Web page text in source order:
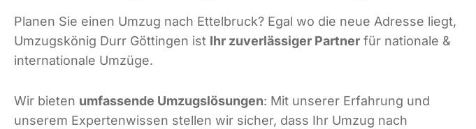
Planen Sie einen Umzug nach Ettelbruck? Egal wo die neue Adresse liegt,
Umzugskönig Durr Göttingen ist Ihr zuverlässiger Partner für nationale &
internationale Umzüge.
Wir bieten umfassende Umzugslösungen: Mit unserer Erfahrung und
unserem Expertenwissen stellen wir sicher, dass Ihr Umzug nach